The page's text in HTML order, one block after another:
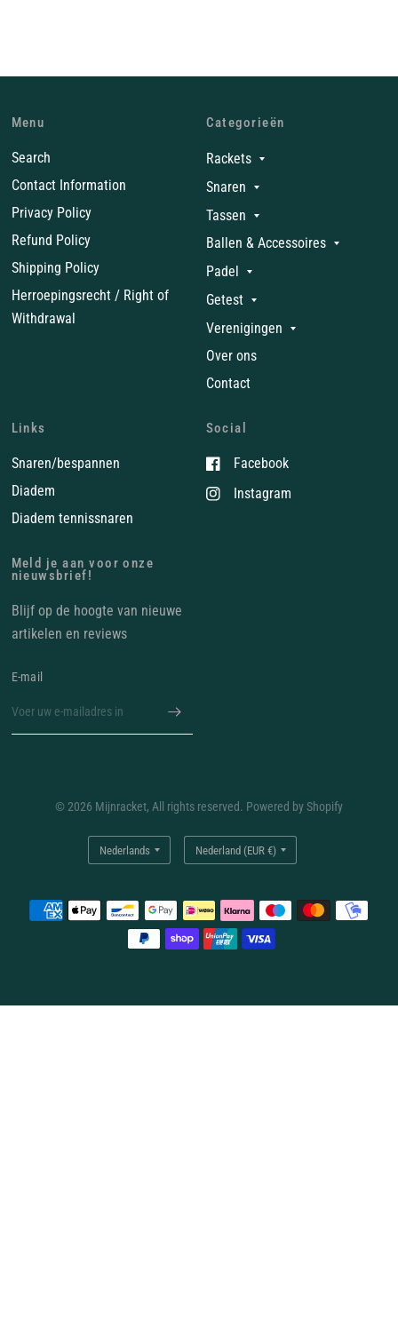
Menu
Search
Contact Information
Privacy Policy
Refund Policy
Shipping Policy
Herroepingsrecht / Right of
Withdrawal
Categorieën
Rackets
Snaren
Tassen
Ballen & Accessoires
Padel
Getest
Verenigingen
Over ons
Contact
Links
Snaren/bespannen
Diadem
Diadem tennissnaren
Social
Facebook
Instagram
Meld je aan voor onze
nieuwsbrief!
Blijf op de hoogte van nieuwe
artikelen en reviews
E‑mail
© 2026 Mijnracket, All rights reserved. Powered by Shopify
Land/regio
bijwerken
Land/regio
bijwerken